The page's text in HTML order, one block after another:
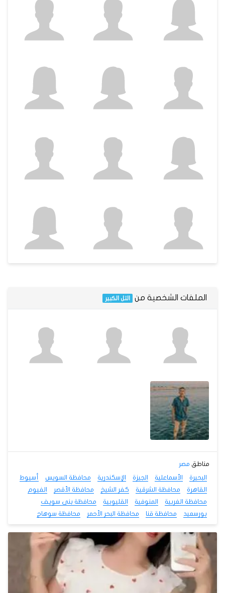
الملفات الشخصية من التل الكبير
مناطق مصر
البحيرة
الأسماعلية الجيزة الإسكندرية محافظة السويس
أسيوط
القاهرة
محافظة الشرقية كفر الشيخ محافظة الأقصر
الفيوم
محافظة الغربية
المنوفية القليوبية
محافظة بنى سويف
بورسعيد
محافظة قنا محافظة البحر الأحمر محافظة سوهاج